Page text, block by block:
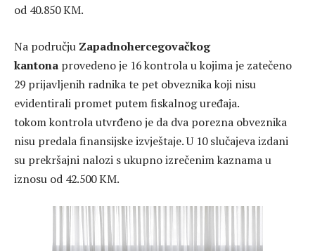
od 40.850 KM.
Na području Zapadnohercegovačkog
kantona provedeno je 16 kontrola u kojima je zatečeno
29 prijavljenih radnika te pet obveznika koji nisu
evidentirali promet putem fiskalnog uređaja.
tokom kontrola utvrđeno je da dva porezna obveznika
nisu predala finansijske izvještaje. U 10 slučajeva izdani
su prekršajni nalozi s ukupno izrečenim kaznama u
iznosu od 42.500 KM.